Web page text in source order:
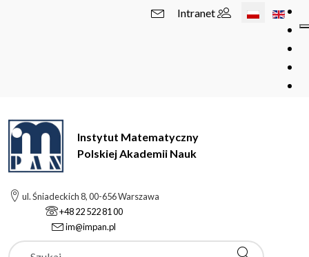
Wybierz swój
Intranet
Instytut Matematyczny
Polskiej Akademii Nauk
ul. Śniadeckich 8, 00-656 Warszawa
+48 22 522 81 00
im@impan.pl
Szukaj